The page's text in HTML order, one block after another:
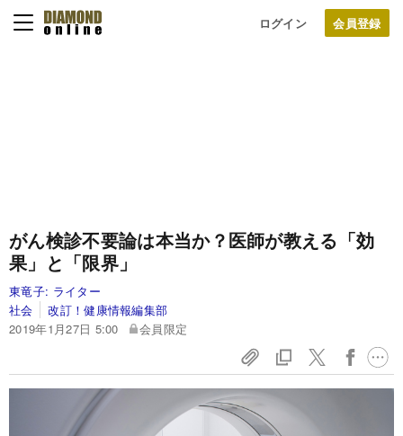
ログイン
がん検診不要論は本当か？医師が教える「効
果」と「限界」
東竜子: ライター
社会
改訂！健康情報編集部
2019年1月27日 5:00
会員限定